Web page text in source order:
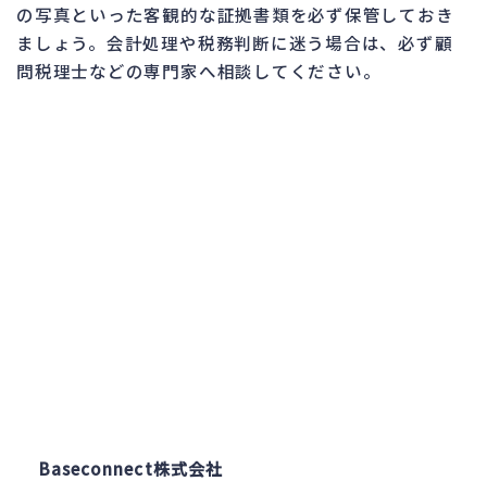
の写真といった客観的な証拠書類を必ず保管しておき
ましょう。会計処理や税務判断に迷う場合は、必ず顧
問税理士などの専門家へ相談してください。
Baseconnect株式会社